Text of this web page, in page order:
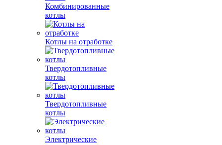
Комбинированные
котлы
Котлы на отработке
Твердотопливные
котлы
Твердотопливные
котлы
Электрические